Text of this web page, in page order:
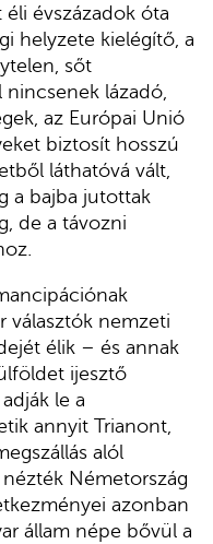
éli évszázadok óta
helyzete kielégítő, a
sőt
nincsenek lázadó,
az Európai Unió
biztosít hosszú
láthatóvá vált,
a bajba jutottak
de a távozni
választók nemzeti
élik – és annak
ijesztő
le a
annyit Trianont,
alól
Németország
azonban
állam népe bővül a